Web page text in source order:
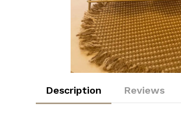
Description Reviews